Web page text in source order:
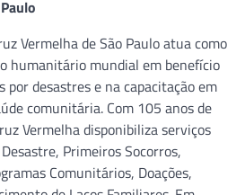
Vermelha de São Paulo atua como
humanitário mundial em benefício
por desastres e na capacitação em
comunitária. Com 105 anos de
Vermelha disponibiliza serviços
Primeiros Socorros,
Comunitários, Doações,